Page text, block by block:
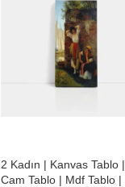
2 Kadın | Kanvas Tablo |
Cam Tablo | Mdf Tablo |